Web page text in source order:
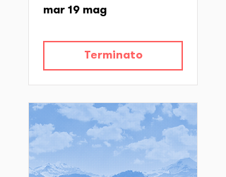
mar 19 mag
Terminato